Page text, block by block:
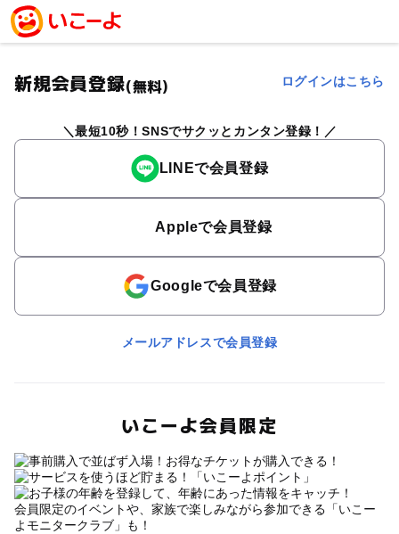
新規会員登録(無料) ログインはこちら
最短10秒！SNSでサクッとカンタン登録！
LINEで会員登録
Appleで会員登録
Googleで会員登録
メールアドレスで会員登録
いこーよ会員限定
会員限定のイベントや、家族で楽しみながら参加できる「いこー
よモニタークラブ」も！